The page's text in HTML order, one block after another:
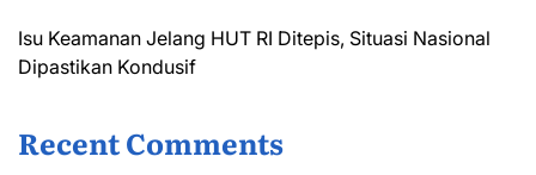
Isu Keamanan Jelang HUT RI Ditepis, Situasi Nasional
Dipastikan Kondusif
Recent Comments